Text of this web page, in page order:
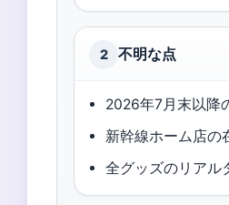
2 不明な点
2026年7月末以降
新幹線ホーム店の
全グッズのリアル